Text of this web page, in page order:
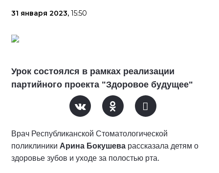
31 января 2023, 15:50
Урок состоялся в рамках реализации
партийного проекта "Здоровое будущее"
Врач Республиканской Стоматологической
поликлиники Арина Бокушева рассказала детям о
здоровье зубов и уходе за полостью рта.